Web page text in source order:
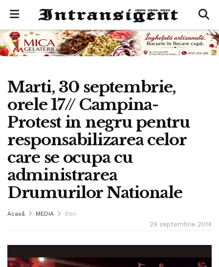
Marti, 30 septembrie,
orele 17// Campina-
Protest in negru pentru
responsabilizarea celor
care se ocupa cu
administrarea
Drumurilor Nationale
Acasă MEDIA Stiri
29 septembrie 2014